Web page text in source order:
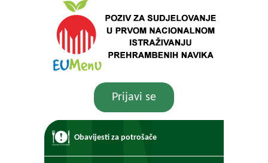
Prijavi se
Obavijesti za potrošače